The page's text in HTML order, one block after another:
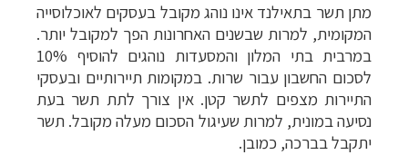
מתן תשר בתאילנד אינו נוהג מקובל בעסקים לאוכלוסייה
המקומית, למרות שבשנים האחרונות הפך למקובל יותר.
במרבית בתי המלון והמסעדות נוהגים להוסיף 10%
לסכום החשבון עבור שרות. במקומות תיירותיים ובעסקי
התיירות מצפים לתשר קטן. אין צורך לתת תשר בעת
נסיעה במונית, למרות שעיגול הסכום מעלה מקובל. תשר
יתקבל בברכה, כמובן.